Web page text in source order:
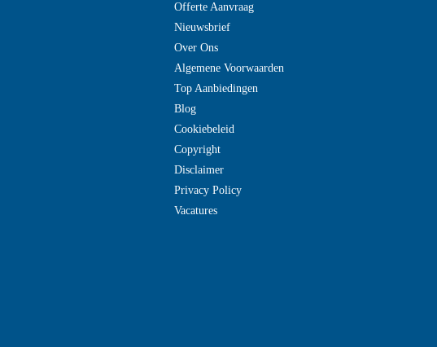
Offerte Aanvraag
Nieuwsbrief
Over Ons
Algemene Voorwaarden
Top Aanbiedingen
Blog
Cookiebeleid
Copyright
Disclaimer
Privacy Policy
Vacatures